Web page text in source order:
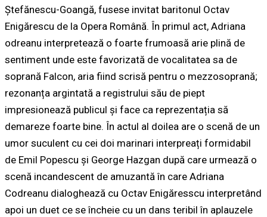
Ștefănescu-Goangă, fusese invitat baritonul Octav
Enigărescu de la Opera Română. În primul act, Adriana
odreanu interpretează o foarte frumoasă arie plină de
sentiment unde este favorizată de vocalitatea sa de
soprană Falcon, aria fiind scrisă pentru o mezzosoprană;
rezonanța argintată a registrului său de piept
impresionează publicul și face ca reprezentația să
demareze foarte bine. În actul al doilea are o scenă de un
umor suculent cu cei doi marinari interpreați formidabil
de Emil Popescu și George Hazgan după care urmează o
scenă incandescent de amuzantă în care Adriana
Codreanu dialoghează cu Octav Enigăresscu interpretând
apoi un duet ce se încheie cu un dans teribil în aplauzele